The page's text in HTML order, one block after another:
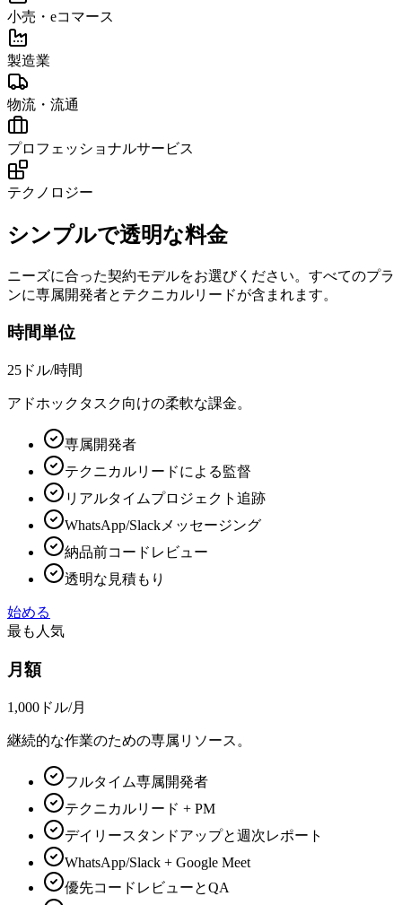
小売・eコマース
製造業
物流・流通
プロフェッショナルサービス
テクノロジー
シンプルで透明な料金
ニーズに合った契約モデルをお選びください。すべてのプラ
ンに専属開発者とテクニカルリードが含まれます。
時間単位
25ドル/時間
アドホックタスク向けの柔軟な課金。
専属開発者
テクニカルリードによる監督
リアルタイムプロジェクト追跡
WhatsApp/Slackメッセージング
納品前コードレビュー
透明な見積もり
始める
最も人気
月額
1,000ドル/月
継続的な作業のための専属リソース。
フルタイム専属開発者
テクニカルリード + PM
デイリースタンドアップと週次レポート
WhatsApp/Slack + Google Meet
優先コードレビューとQA